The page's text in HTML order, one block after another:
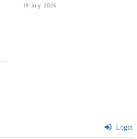
19 July 2026
Login